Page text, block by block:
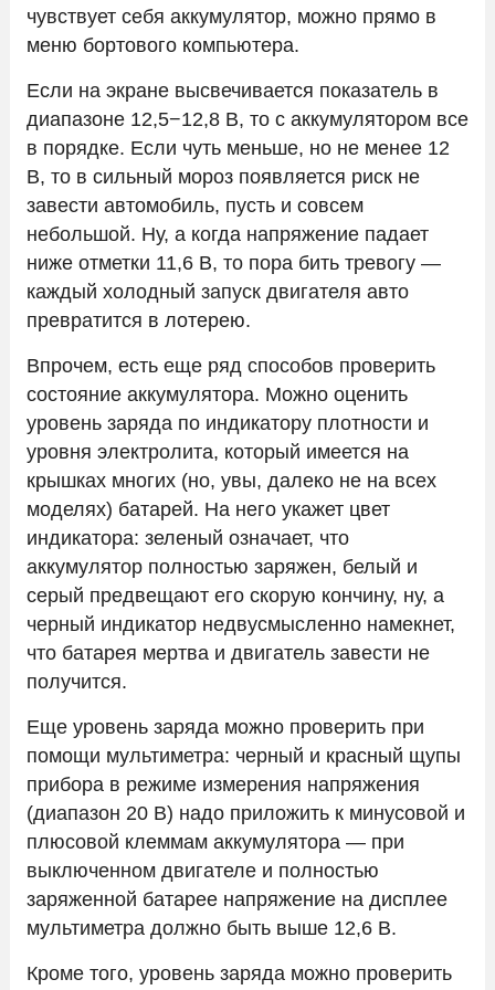
чувствует себя аккумулятор, можно прямо в
меню бортового компьютера.
Если на экране высвечивается показатель в
диапазоне 12,5−12,8 В, то с аккумулятором все
в порядке. Если чуть меньше, но не менее 12
В, то в сильный мороз появляется риск не
завести автомобиль, пусть и совсем
небольшой. Ну, а когда напряжение падает
ниже отметки 11,6 В, то пора бить тревогу —
каждый холодный запуск двигателя авто
превратится в лотерею.
Впрочем, есть еще ряд способов проверить
состояние аккумулятора. Можно оценить
уровень заряда по индикатору плотности и
уровня электролита, который имеется на
крышках многих (но, увы, далеко не на всех
моделях) батарей. На него укажет цвет
индикатора: зеленый означает, что
аккумулятор полностью заряжен, белый и
серый предвещают его скорую кончину, ну, а
черный индикатор недвусмысленно намекнет,
что батарея мертва и двигатель завести не
получится.
Еще уровень заряда можно проверить при
помощи мультиметра: черный и красный щупы
прибора в режиме измерения напряжения
(диапазон 20 В) надо приложить к минусовой и
плюсовой клеммам аккумулятора — при
выключенном двигателе и полностью
заряженной батарее напряжение на дисплее
мультиметра должно быть выше 12,6 В.
Кроме того, уровень заряда можно проверить